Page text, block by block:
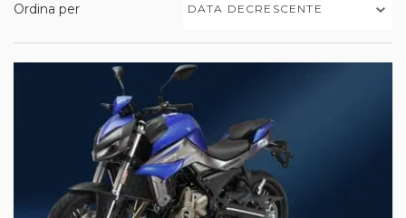
Ordina per DATA DECRESCENTE